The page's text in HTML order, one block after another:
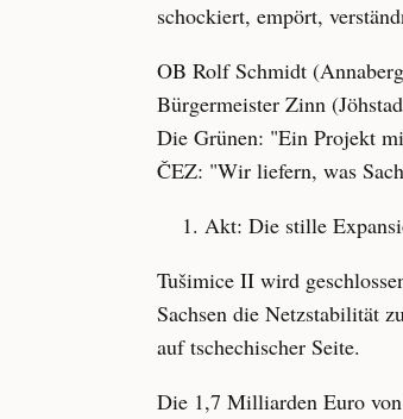
schockiert, empört,
OB Rolf Schmidt
Bürgermeister Zinn
Die Grünen: "Ein Projekt
ČEZ: "Wir liefern, was
Akt: Die stille
Tušimice II wird
Sachsen die Netzstabilität
auf tschechischer Seite.
Die 1,7 Milliarden Euro